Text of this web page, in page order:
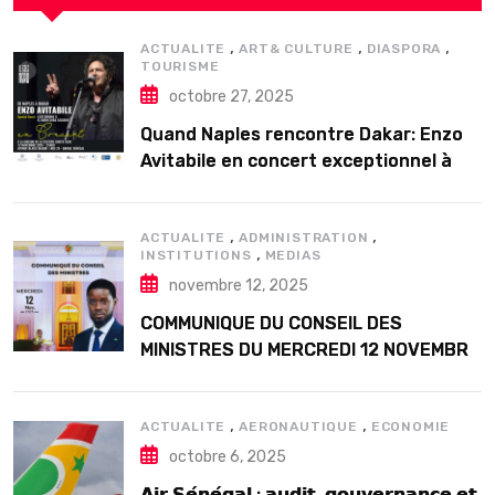
ACTUALITE ,ART& CULTURE , DIASPORA ,
TOURISME
octobre 27, 2025
Quand Naples rencontre Dakar: Enzo
Avitabile en concert exceptionnel à
ACTUALITE ,ADMINISTRATION ,
INSTITUTIONS , MEDIAS
novembre 12, 2025
COMMUNIQUE DU CONSEIL DES
MINISTRES DU MERCREDI 12 NOVEMBRE
ACTUALITE ,AERONAUTIQUE , ECONOMIE
octobre 6, 2025